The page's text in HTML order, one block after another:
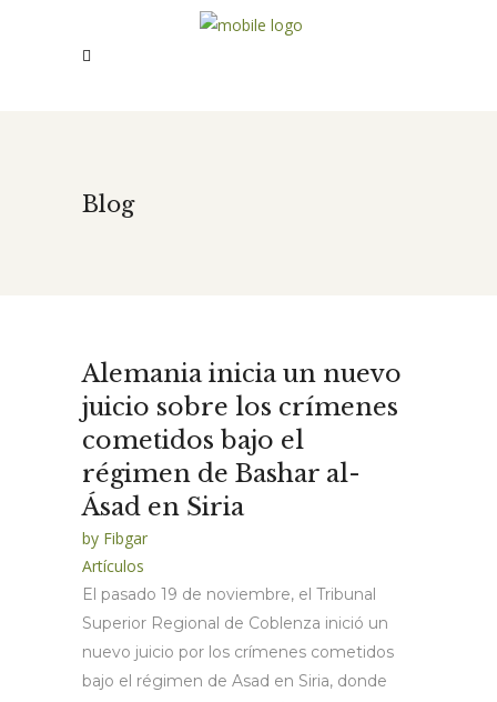
Blog
Alemania inicia un nuevo
juicio sobre los crímenes
cometidos bajo el
régimen de Bashar al-
Ásad en Siria
by Fibgar
Artículos
El pasado 19 de noviembre, el Tribunal
Superior Regional de Coblenza inició un
nuevo juicio por los crímenes cometidos
bajo el régimen de Asad en Siria, donde